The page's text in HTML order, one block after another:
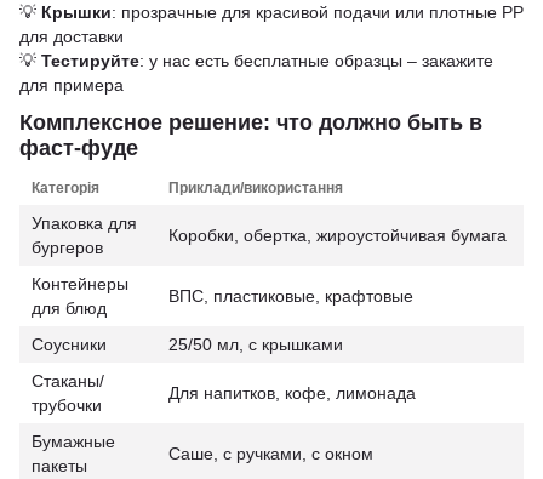
💡 Крышки: прозрачные для красивой подачи или плотные РР
для доставки
💡 Тестируйте: у нас есть бесплатные образцы – закажите
для примера
Комплексное решение: что должно быть в
фаст-фуде
Категорія Приклади/використання
Упаковка для
бургеров
Коробки, обертка, жироустойчивая бумага
Контейнеры
для блюд
ВПС, пластиковые, крафтовые
Соусники
25/50 мл, с крышками
Стаканы/
трубочки
Для напитков, кофе, лимонада
Бумажные
пакеты
Саше, с ручками, с окном